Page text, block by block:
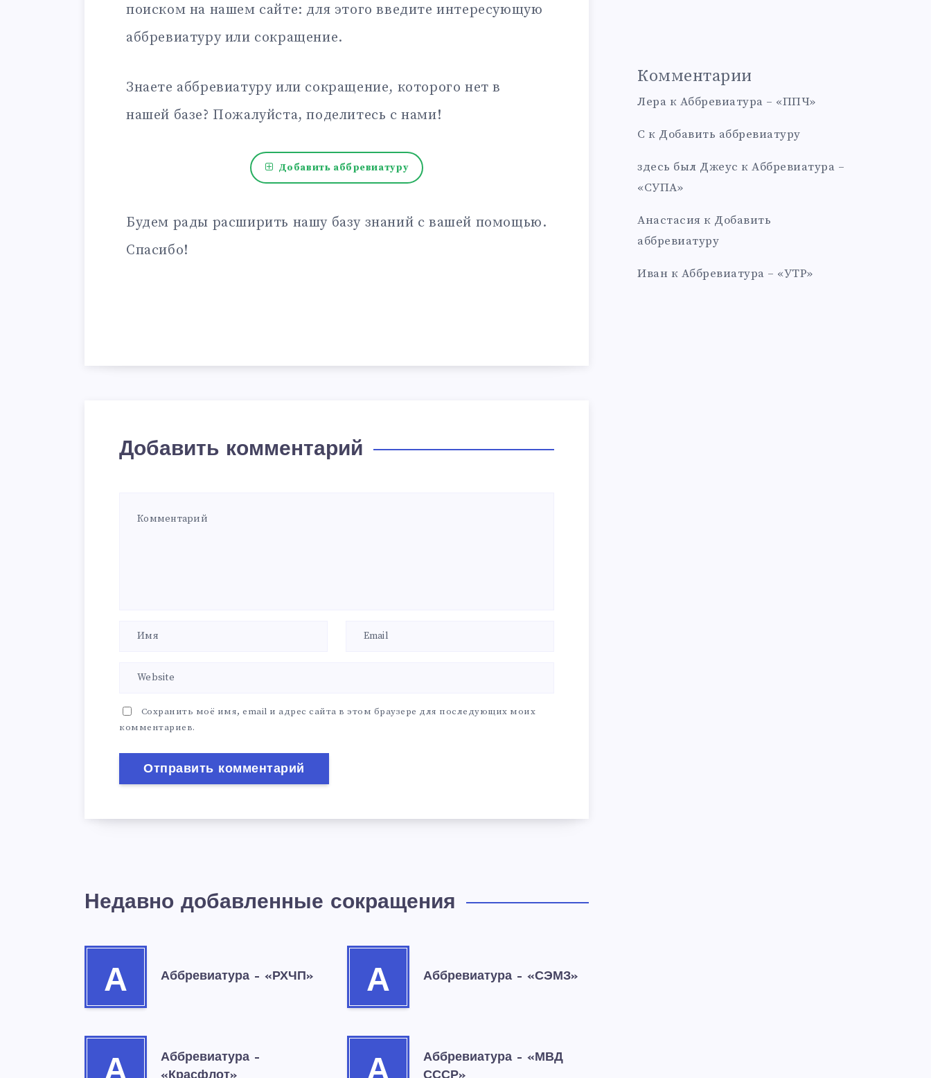
поиском на нашем сайте: для этого введите интересующую
аббревиатуру или сокращение.
Знаете аббревиатуру или сокращение, которого нет в
нашей базе? Пожалуйста, поделитесь с нами!
Добавить аббревиатуру
Будем рады расширить нашу базу знаний с вашей помощью.
Спасибо!
Добавить комментарий
Сохранить моё имя, email и адрес сайта в этом браузере для последующих моих
комментариев.
Недавно добавленные сокращения
А Аббревиатура – «РХЧП» А Аббревиатура – «СЭМЗ»
Аббревиатура –
«Красфлот»
Аббревиатура – «МВД
СССР»
Комментарии
Лера к Аббревиатура – «ППЧ»
С к Добавить аббревиатуру
здесь был Джеус к Аббревиатура –
«СУПА»
Анастасия к Добавить
аббревиатуру
Иван к Аббревиатура – «УТР»